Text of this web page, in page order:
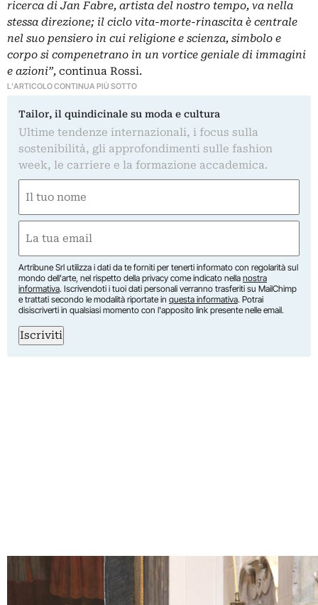
ricerca di Jan Fabre, artista del nostro tempo, va nella
stessa direzione; il ciclo vita-morte-rinascita è centrale
nel suo pensiero in cui religione e scienza, simbolo e
corpo si compenetrano in un vortice geniale di immagini
e azioni”, continua Rossi.
L'ARTICOLO CONTINUA PIÙ SOTTO
Tailor, il quindicinale su moda e cultura
Ultime tendenze internazionali, i focus sulla
sostenibilità, gli approfondimenti sulle fashion
week, le carriere e la formazione accademica.
(Obbligatorio)
Nome
(Obbligatorio)
Artribune Srl utilizza i dati da te forniti per tenerti informato con regolarità sul
mondo dell'arte, nel rispetto della privacy come indicato nella nostra
informativa. Iscrivendoti i tuoi dati personali verranno trasferiti su MailChimp
e trattati secondo le modalità riportate in questa informativa. Potrai
disiscriverti in qualsiasi momento con l'apposito link presente nelle email.
Iscriviti